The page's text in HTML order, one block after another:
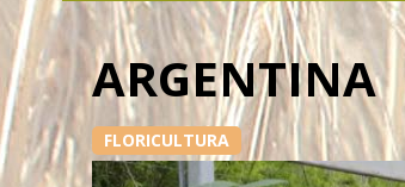
ARGENTINA
FLORICULTURA